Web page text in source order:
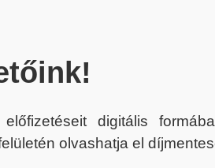
digitális
olvashatja el